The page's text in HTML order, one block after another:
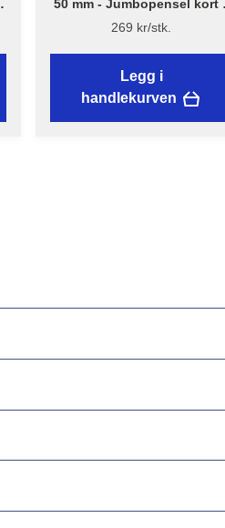
50 mm - Jumbopensel kort
Flügger Excellence
269 kr/stk.
Legg i
handlekurven